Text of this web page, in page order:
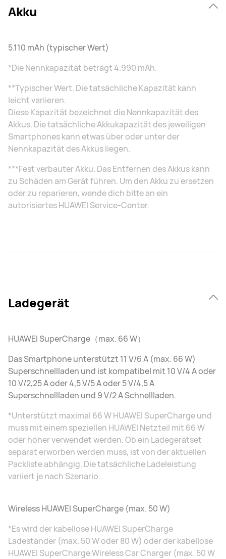
Akku
5.110 mAh (typischer Wert)
*Die Nennkapazität beträgt 4.990 mAh.
**Typischer Wert. Die tatsächliche Kapazität kann
leicht variieren.
Diese Kapazität bezeichnet die Nennkapazität des
Akkus. Die tatsächliche Akkukapazität des jeweiligen
Smartphones kann etwas über oder unter der
Nennkapazität des Akkus liegen.
***Fest verbauter Akku. Das Entfernen des Akkus kann
zu Schäden am Gerät führen. Um den Akku zu ersetzen
oder zu reparieren, wende dich bitte an ein
autorisiertes HUAWEI Service-Center.
Ladegerät
HUAWEI SuperCharge（max. 66 W）
Das Smartphone unterstützt 11 V/6 A (max. 66 W)
Superschnellladen und ist kompatibel mit 10 V/4 A oder
10 V/2,25 A oder 4,5 V/5 A oder 5 V/4,5 A
Superschnellladen und 9 V/2 A Schnellladen.
*Unterstützt maximal 66 W HUAWEI SuperCharge und
muss mit einem speziellen HUAWEI Netzteil mit 66 W
oder höher verwendet werden. Ob ein Ladegerätset
separat erworben werden muss, ist von der aktuellen
Packliste abhängig. Die tatsächliche Ladeleistung
variiert je nach Szenario.
Wireless HUAWEI SuperCharge (max. 50 W)
*Es wird der kabellose HUAWEI SuperCharge
Ladeständer (max. 50 W oder 80 W) oder der kabellose
HUAWEI SuperCharge Wireless Car Charger (max. 50 W